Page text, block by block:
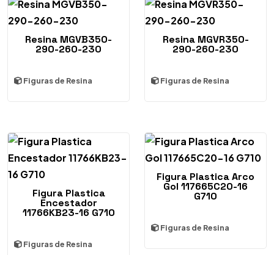
Resina MGVB350-
290-260-230
Figuras de Resina
Resina MGVR350-
290-260-230
Figuras de Resina
Figura Plastica
Encestador
11766KB23-16 G710
Figuras de Resina
Figura Plastica Arco
Gol 117665C20-16
G710
Figuras de Resina